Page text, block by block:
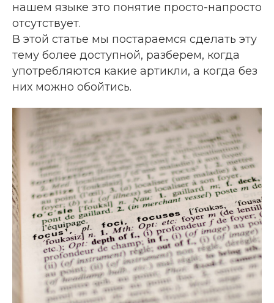
нашем языке это понятие просто-напросто
отсутствует.
В этой статье мы постараемся сделать эту
тему более доступной, разберем, когда
употребляются какие артикли, а когда без
них можно обойтись.